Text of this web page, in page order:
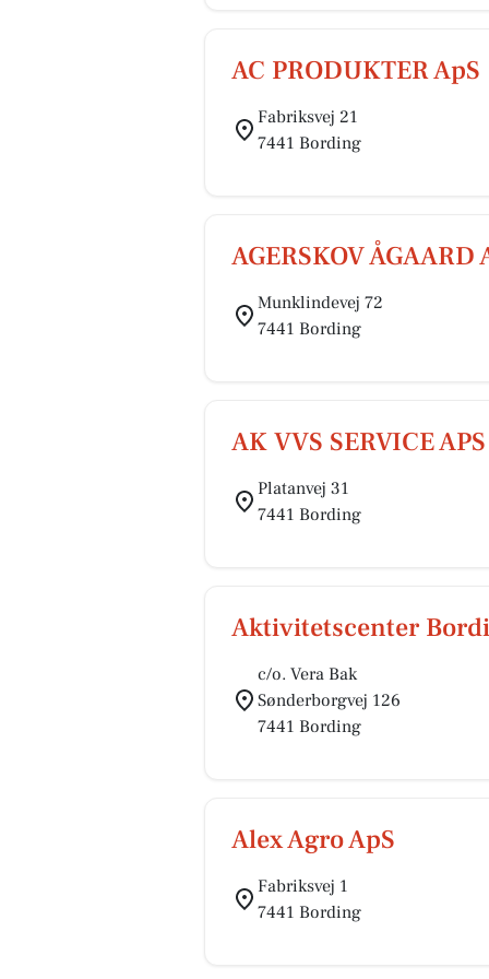
AC PRODUKTER ApS
Fabriksvej 21
7441 Bording
AGERSKOV ÅGAARD
Munklindevej 72
7441 Bording
AK VVS SERVICE APS
Platanvej 31
7441 Bording
Aktivitetscenter
c/o. Vera Bak
Sønderborgvej 126
7441 Bording
Alex Agro ApS
Fabriksvej 1
7441 Bording